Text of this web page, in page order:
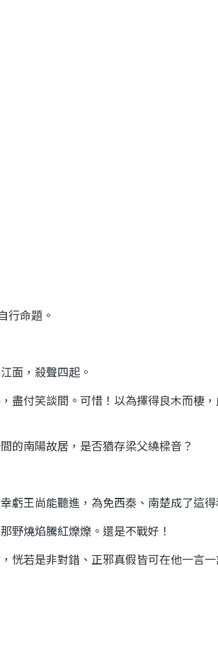
行命題。
面，殺聲四起。
盡付笑談間。可惜！以為擇得良木而棲
的南陽故居，是否猶存梁父繞樑音？
虧王尚能聽進，為免西秦 、南楚成了這
野燒焰騰紅爍爍 。還是不戰好！
恍若是非對錯、 正邪真假皆可在他一言